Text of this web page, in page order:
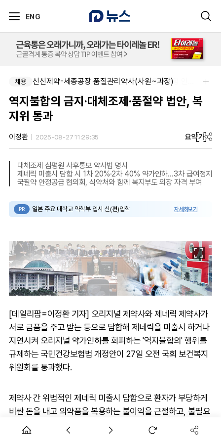
ENG
채용
채용 신신제약-세종공장 품질관리약사(사원~과장)
역지불합의 금지·대체조제·품절약 법안, 복
지위 통과
이정환 2025-08-27 11:29:35 요약가
대체조제 심평원 사후통보 약사법 명시
제네릭 미출시 담합 시 1차 20%·2차 40% 약가인하…3차 급여정지
국필약 안정공급 협의회, 식약처와 함께 복지부도 의장 자격 부여
PR 일본 주요 대학교 약학부 입시 신(편)입학 자세히보기
[데일리팜=이정환 기자] 오리지널 제약사와 제네릭 제약사가
서로 금품을 주고 받는 등으로 담합해 제네릭을 미출시 하거나
지연시켜 오리지널 약가인하를 회피하는 '역지불합의' 행위를
규제하는 국민건강보험법 개정안이 27일 오전 국회 보건복지
위원회를 통과했다.
제약사 간 위법적인 제네릭 미출시 담합으로 환자가 부당하게
비싼 돈을 내고 의약품을 복용하는 불이익을 근절하고, 불필요
한 건강보험재정 누수를 방지하는 효과가 기대된다.